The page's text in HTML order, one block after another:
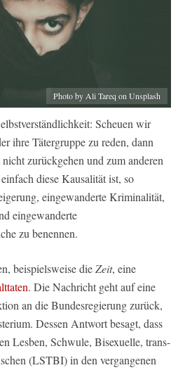
Photo by Ali Tareq on Unsplash
Scheuen wir
ihre Tätergruppe zu reden, dann
zurückgehen und zum anderen
diese Kausalität ist, so
eingewanderte Kriminalität,
eingewanderte
zu benennen.
beispielsweise dieZeit, eine
. Die Nachricht geht auf eine
an die Bundesregierung zurück,
Dessen Antwort besagt, dass
Lesben, Schwule, Bisexuelle, trans-
(LSTBI) in den vergangenen